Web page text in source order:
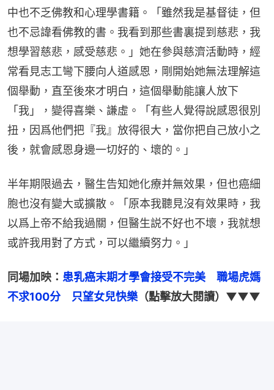
中也不乏佛教和心理學書籍。「雖然我是基督徒，但
也不忌諱看佛教的書。我看到那些書裏提到慈悲，我
想學習慈悲，感受慈悲。」她在參與慈濟活動時，經
常看見志工彎下腰向人道感恩，剛開始她無法理解這
個舉動，直至後來才明白，這個舉動能讓人放下
「我」，變得喜樂、謙虛。「有些人覺得說感恩很別
扭，因爲他們把『我』放得很大，當你把自己放小之
後，就會感恩身邊一切好的、壞的。」
半年期限過去，醫生告知她化療并無效果，但也癌細
胞也沒有變大或擴散。「原本我聽見沒有效果時，我
以爲上帝不給我過關，但醫生説不好也不壞，我就想
或許我用對了方式，可以繼續努力。」
同場加映： 患乳癌末期才學會接受不完美　職場虎媽
不求100分　只望女兒快樂 （點擊放大閱讀）▼▼▼